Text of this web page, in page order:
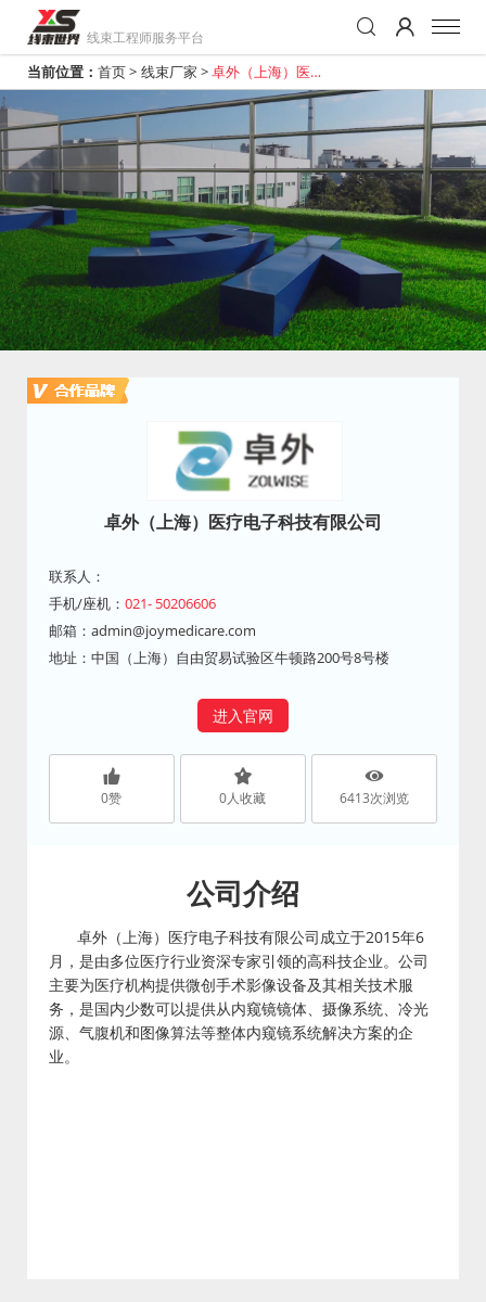
线束工程师服务平台
当前位置： 首页> 线束厂家 >卓外（上海）医疗
电子科技有限公司
卓外（上海）医疗电子科技有限公司
联系人：
手机/座机： 021- 50206606
邮箱： admin@joymedicare.com
地址：中国（上海）自由贸易试验区牛顿路200号8号楼
进入官网
0赞 0人收藏 6413次浏览
公司介绍
卓外（上海）医疗电子科技有限公司成立于2015年6
月，是由多位医疗行业资深专家引领的高科技企业。公司
主要为医疗机构提供微创手术影像设备及其相关技术服
务，是国内少数可以提供从内窥镜镜体、摄像系统、冷光
源、气腹机和图像算法等整体内窥镜系统解决方案的企
业。